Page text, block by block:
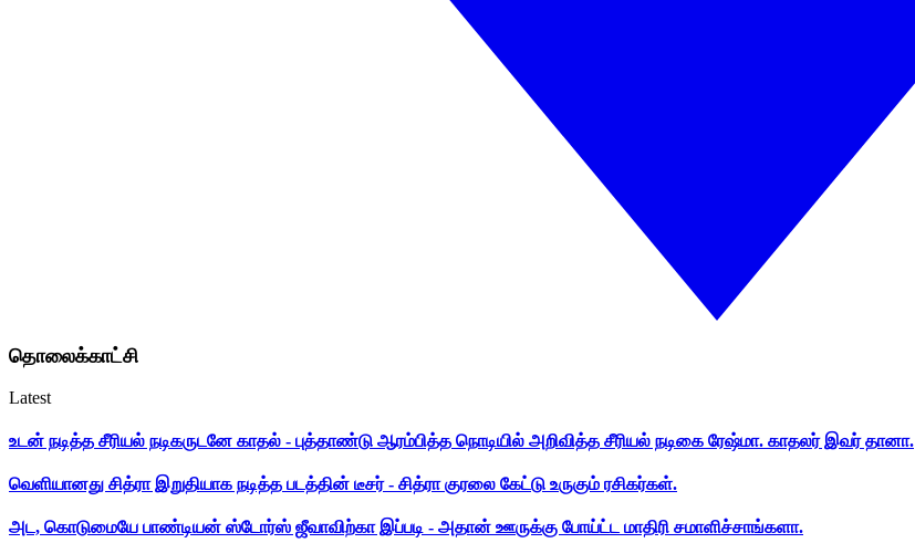
தொலைக்காட்சி
Latest
உடன் நடித்த சீரியல் நடிகருடனே காதல் - புத்தாண்டு ஆரம்பித்த நொடியில் அறிவித்த சீரியல் நடிகை ரேஷ்மா. காதலர் இவர் தானா.
வெளியானது சித்ரா இறுதியாக நடித்த படத்தின் டீசர் - சித்ரா குரலை கேட்டு உருகும் ரசிகர்கள்.
அட, கொடுமையே பாண்டியன் ஸ்டோர்ஸ் ஜீவாவிற்கா இப்படி - அதான் ஊருக்கு போய்ட்ட மாதிரி சமாளிச்சாங்களா.